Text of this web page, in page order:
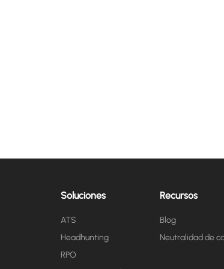
Soluciones
ATS
Headhunting
RPO
Recursos
Blog
Neutralidad de